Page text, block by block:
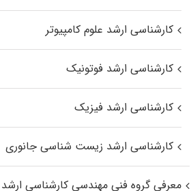
کارشناسی ارشد علوم کامپیوتر
کارشناسی ارشد فوتونیک
کارشناسی ارشد فیزیک
کارشناسی ارشد زیست‌ شناسی جانوری
معرفی گروه فنی مهندسی کارشناسی ارشد